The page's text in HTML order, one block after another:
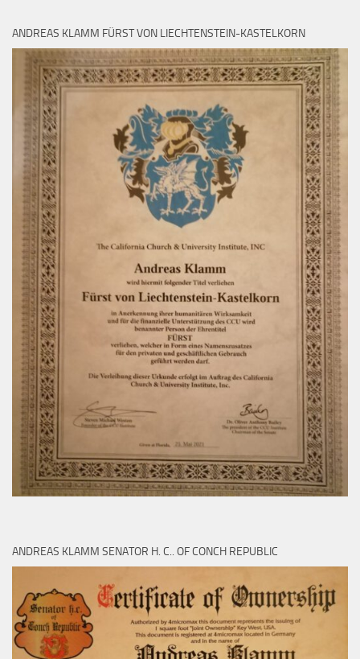
ANDREAS KLAMM FÜRST VON LIECHTENSTEIN-KASTELKORN
ANDREAS KLAMM SENATOR H. C.. OF CONCH REPUBLIC